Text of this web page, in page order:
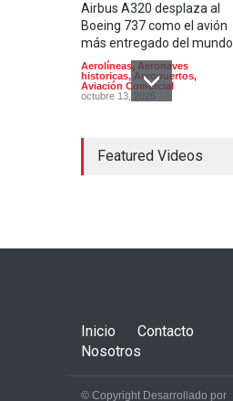
Airbus A320 desplaza al
Boeing 737 como el avión
más entregado del mundo
Aerolíneas, Aeronaves
historicas, Aeropuertos,
Aviación Comercial
octubre 13, 2025
Aeroméxico cambia de
Featured Videos
Inicio
Contacto
Nosotros
© Copyright Desarrollado por